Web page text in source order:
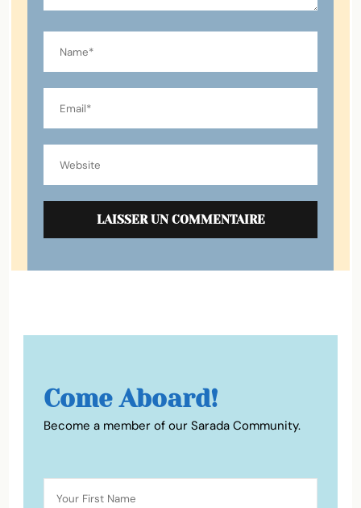
Come Aboard!
Become a member of our Sarada Community.